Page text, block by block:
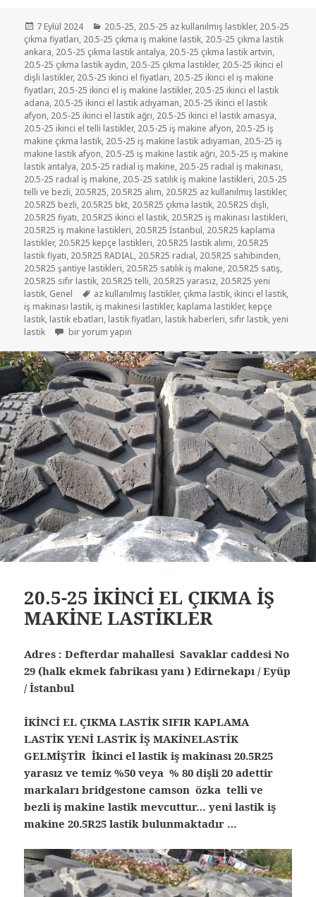
Yayın
tarihi
7 Eylül 2024 Kategoriler
20.5-25, 20.5-25 az kullanılmış lastikler, 20.5-25
çıkma fiyatları, 20.5-25 çıkma iş makine lastik, 20.5-25 çıkma lastik
ankara, 20.5-25 çıkma lastik antalya, 20.5-25 çıkma lastik artvin,
20.5-25 çıkma lastik aydın, 20.5-25 çıkma lastikler, 20.5-25 ikinci el
dişli lastikler, 20.5-25 ikinci el fiyatları, 20.5-25 ikinci el iş makine
fiyatları, 20.5-25 ikinci el iş makine lastikler, 20.5-25 ikinci el lastik
adana, 20.5-25 ikinci el lastik adıyaman, 20.5-25 ikinci el lastik
afyon, 20.5-25 ikinci el lastik ağrı, 20.5-25 ikinci el lastik amasya,
20.5-25 ikinci el telli lastikler, 20.5-25 iş makine afyon, 20.5-25 iş
makine çıkma lastik, 20.5-25 iş makine lastik adıyaman, 20.5-25 iş
makine lastik afyon, 20.5-25 iş makine lastik ağrı, 20.5-25 iş makine
lastik antalya, 20.5-25 radial iş makine, 20.5-25 radıal iş makinası,
20.5-25 radıal iş makine, 20.5-25 satılık iş makine lastikleri, 20.5-25
telli ve bezli, 20.5R25, 20.5R25 alım, 20.5R25 az kullanılmış lastikler,
20.5R25 bezli, 20.5R25 bkt, 20.5R25 çıkma lastik, 20.5R25 dişli,
20.5R25 fiyatı, 20.5R25 ikinci el lastik, 20.5R25 iş makinası lastikleri,
20.5R25 iş makine lastikleri, 20.5R25 İstanbul, 20.5R25 kaplama
lastikler, 20.5R25 kepçe lastikleri, 20.5R25 lastik alımı, 20.5R25
lastik fiyatı, 20.5R25 RADIAL, 20.5R25 radıal, 20.5R25 sahibinden,
20.5R25 şantiye lastikleri, 20.5R25 satılık iş makine, 20.5R25 satış,
20.5R25 sıfır lastik, 20.5R25 telli, 20.5R25 yarasız, 20.5R25 yeni
lastik, Genel Etiketler
az kullanılmış lastikler, çıkma lastik, ikinci el lastik,
iş makinası lastik, iş makinesi lastikler, kaplama lastikler, kepçe
lastik, lastik ebatları, lastik fiyatları, lastik haberleri, sıfır lastik,yeni
lastik
20.5-25 YARASIZ İŞ MAKİNE LASTİKLER için
bir yorum yapın
20.5-25 İKİNCİ EL ÇIKMA İŞ
MAKİNE LASTİKLER
Adres : Defterdar mahallesi Savaklar caddesi No
29 (halk ekmek fabrikası yanı ) Edirnekapı / Eyüp
/ İstanbul
İKİNCİ EL ÇIKMA LASTİK SIFIR KAPLAMA
LASTİK YENİ LASTİK İŞ MAKİNELASTİK
GELMİŞTİR İkinci el lastik iş makinası 20.5R25
yarasız ve temiz %50 veya % 80 dişli 20 adettir
markaları bridgestone camson özka telli ve
bezli iş makine lastik mevcuttur… yeni lastik iş
makine 20.5R25 lastik bulunmaktadır …